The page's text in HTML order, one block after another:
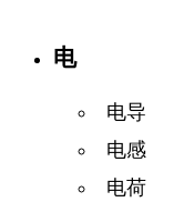
电
电导
电感
电荷